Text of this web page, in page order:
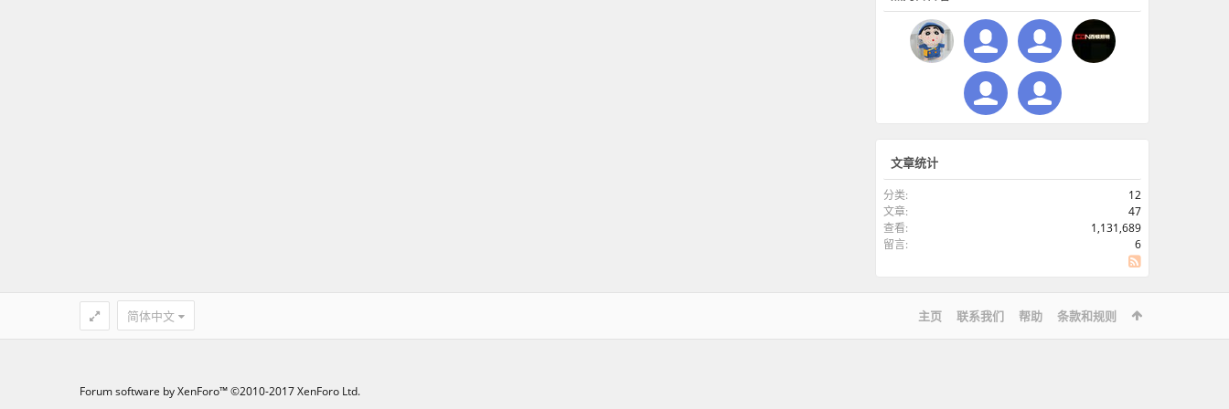
文章统计
分类:
12
文章:
47
查看:
1,131,689
留言:
6
简体中文 主页 联系我们 帮助 条款和规则
Forum software by XenForo™©2010-2017 XenForo Ltd.